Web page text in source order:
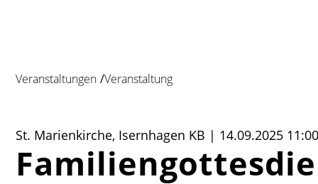
Veranstaltungen Veranstaltung
St. Marienkirche, Isernhagen KB | 14.09.2025 11:00